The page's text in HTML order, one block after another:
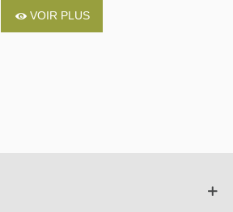
VOIR PLUS